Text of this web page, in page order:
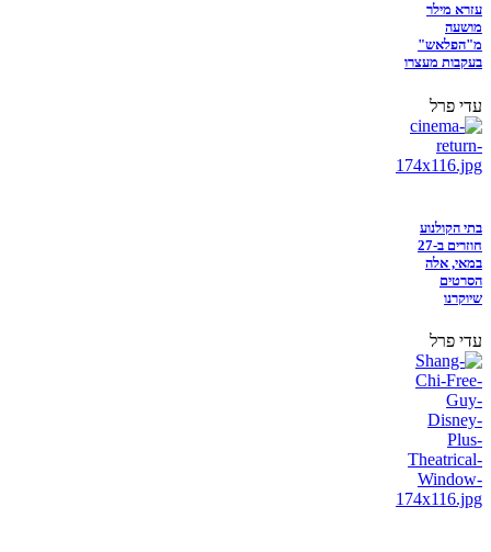
עזרא מילר
מושעה
מ"הפלאש"
בעקבות מעצרו
עדי פרל
בתי הקולנוע
חוזרים ב-27
במאי, אלה
הסרטים
שיוקרנו
עדי פרל